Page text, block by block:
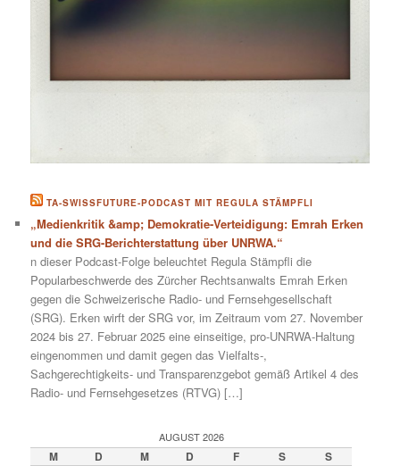
TA-SWISSFUTURE-PODCAST MIT REGULA STÄMPFLI
„Medienkritik &amp; Demokratie-Verteidigung: Emrah Erken
und die SRG-Berichterstattung über UNRWA.“
n dieser Podcast-Folge beleuchtet Regula Stämpfli die
Popularbeschwerde des Zürcher Rechtsanwalts Emrah Erken
gegen die Schweizerische Radio- und Fernsehgesellschaft
(SRG). Erken wirft der SRG vor, im Zeitraum vom 27. November
2024 bis 27. Februar 2025 eine einseitige, pro-UNRWA-Haltung
eingenommen und damit gegen das Vielfalts-,
Sachgerechtigkeits- und Transparenzgebot gemäß Artikel 4 des
Radio- und Fernsehgesetzes (RTVG) […]
AUGUST 2026
M D M D F S S